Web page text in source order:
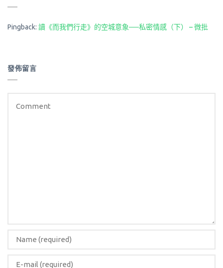
Pingback: 讀《而我們行走》的空城意象──私密情感（下） – 微批
發佈留言